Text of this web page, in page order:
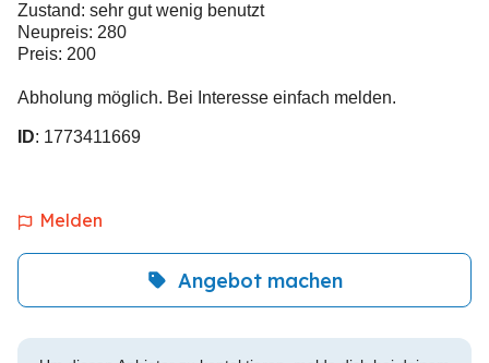
Zustand: sehr gut wenig benutzt
Neupreis: 280
Preis: 200
Abholung möglich. Bei Interesse einfach melden.
ID: 1773411669
Melden
Angebot machen